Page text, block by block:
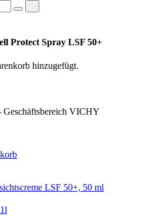
Protect Spray LSF 50+
hinzugefügt.
VICHY
LSF 50+, 50 ml